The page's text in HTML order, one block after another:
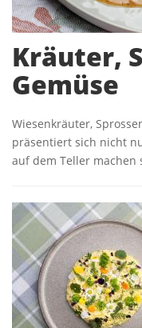
Kräuter,
Gemüse
Wiesenkräuter,
präsentiert sich nicht
auf dem Teller machen